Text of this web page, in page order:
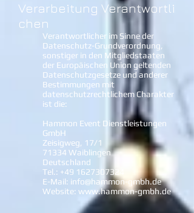
Verarbeitung Verantwortli
chen
Verantwortlicher im Sinne der
Datenschutz-Grundverordnung,
sonstiger in den Mitgliedstaaten
der Europäischen Union geltenden
Datenschutzgesetze und anderer
Bestimmungen mit
datenschutzrechtlichem Charakter
ist die:
Hammon Event Dienstleistungen
GmbH
Zeisigweg, 17/1
71334 Waiblingen
Deutschland
Tel.: +49 1627307324
E-Mail: info@hammon-gmbh.de
Website: www.hammon-gmbh.de